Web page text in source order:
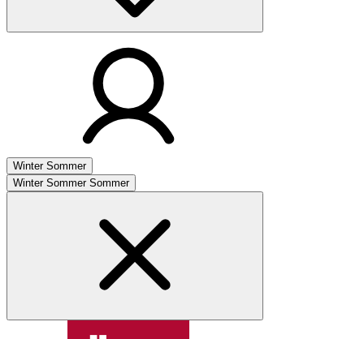
Winter Sommer
Winter Sommer Sommer